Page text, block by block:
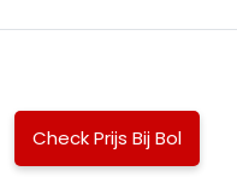
Check Prijs Bij Bol